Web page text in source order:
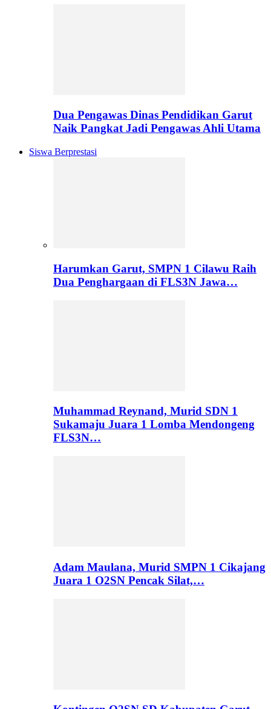
Dua Pengawas Dinas Pendidikan Garut
Naik Pangkat Jadi Pengawas Ahli Utama
Siswa Berprestasi
Harumkan Garut, SMPN 1 Cilawu Raih
Dua Penghargaan di FLS3N Jawa…
Muhammad Reynand, Murid SDN 1
Sukamaju Juara 1 Lomba Mendongeng
FLS3N…
Adam Maulana, Murid SMPN 1 Cikajang
Juara 1 O2SN Pencak Silat,…